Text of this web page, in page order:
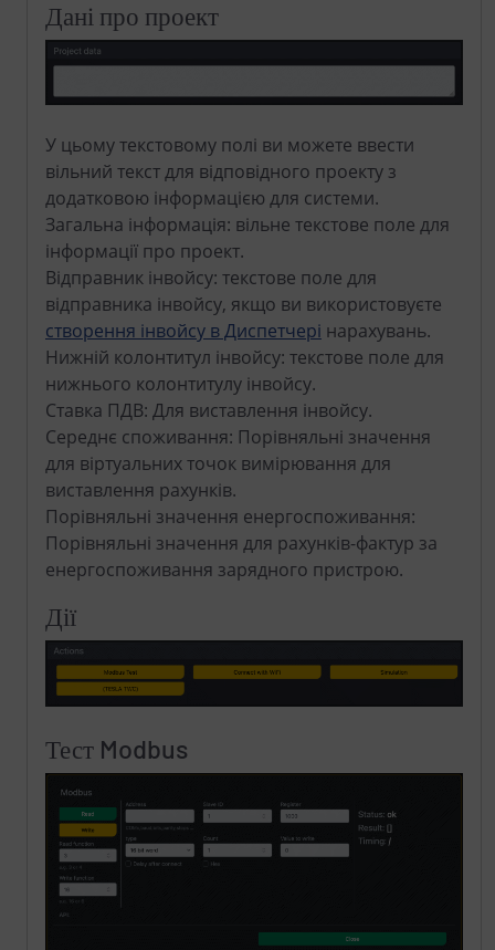
Дані про проект
У цьому текстовому полі ви можете ввести
вільний текст для відповідного проекту з
додатковою інформацією для системи.
Загальна інформація: вільне текстове поле для
інформації про проект.
Відправник інвойсу: текстове поле для
відправника інвойсу, якщо ви використовуєте
створення інвойсу в Диспетчері нарахувань.
Нижній колонтитул інвойсу: текстове поле для
нижнього колонтитулу інвойсу.
Ставка ПДВ: Для виставлення інвойсу.
Середнє споживання: Порівняльні значення
для віртуальних точок вимірювання для
виставлення рахунків.
Порівняльні значення енергоспоживання:
Порівняльні значення для рахунків-фактур за
енергоспоживання зарядного пристрою.
Дії
Тест Modbus